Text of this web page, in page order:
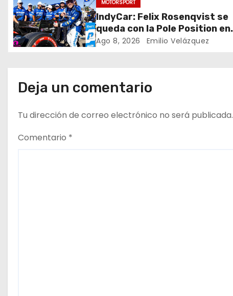
i
ó
d
e
e
MOTORSPORT
IndyCar: Felix Rosenqvist se
queda con la Pole Position en
Portland
Ago 8, 2026 Emilio Velázquez
Deja un comentario
Tu dirección de correo electrónico no será publicada.
Comentario *